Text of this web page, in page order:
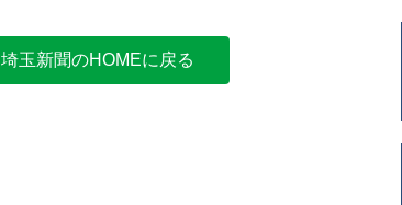
埼玉新聞のHOMEに戻る